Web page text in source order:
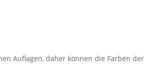
Auflagen, daher können die Farben der